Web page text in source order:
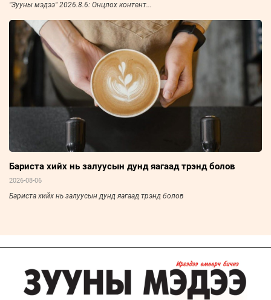
"Зууны мэдээ" 2026.8.6: Онцлох контент...
Бариста хийх нь залуусын дунд яагаад трэнд болов
2026-08-06
Бариста хийх нь залуусын дунд яагаад трэнд болов